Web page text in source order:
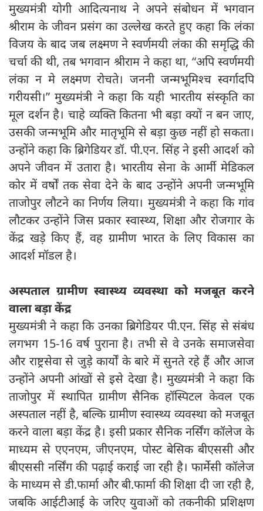
मुख्यमंत्री योगी आदित्यनाथ ने अपने संबोधन में भगवान
श्रीराम के जीवन प्रसंग का उल्लेख करते हुए कहा कि लंका
विजय के बाद जब लक्ष्मण ने स्वर्णमयी लंका की समृद्धि की
चर्चा की थी, तब भगवान श्रीराम ने कहा था, “अपि स्वर्णमयी
लंका न मे लक्ष्मण रोचते। जननी जन्मभूमिश्च स्वर्गादपि
गरीयसी।” मुख्यमंत्री ने कहा कि यही भारतीय संस्कृति का
मूल दर्शन है। चाहे व्यक्ति कितना भी बड़ा क्यों न बन जाए,
उसकी जन्मभूमि और मातृभूमि से बड़ा कुछ नहीं हो सकता।
उन्होंने कहा कि ब्रिगेडियर डॉ. पी.एन. सिंह ने इसी आदर्श को
अपने जीवन में उतारा है। भारतीय सेना के आर्मी मेडिकल
कोर में वर्षों तक सेवा देने के बाद उन्होंने अपनी जन्मभूमि
ताजोपुर लौटने का निर्णय लिया। मुख्यमंत्री ने कहा कि गांव
लौटकर उन्होंने जिस प्रकार स्वास्थ्य, शिक्षा और रोजगार के
केंद्र खड़े किए हैं, वह ग्रामीण भारत के लिए विकास का
आदर्श मॉडल है।
अस्पताल ग्रामीण स्वास्थ्य व्यवस्था को मजबूत करने
वाला बड़ा केंद्र
मुख्यमंत्री ने कहा कि उनका ब्रिगेडियर पी.एन. सिंह से संबंध
लगभग 15-16 वर्ष पुराना है। तभी से वे उनके समाजसेवा
और राष्ट्रसेवा से जुड़े कार्यों के बारे में सुनते रहे हैं और आज
उन्होंने अपनी आंखों से इसे देखा है। मुख्यमंत्री ने कहा कि
ताजोपुर में स्थापित ग्रामीण सैनिक हॉस्पिटल केवल एक
अस्पताल नहीं है, बल्कि ग्रामीण स्वास्थ्य व्यवस्था को मजबूत
करने वाला बड़ा केंद्र है। इसी प्रकार सैनिक नर्सिंग कॉलेज के
माध्यम से एएनएम, जीएनएम, पोस्ट बेसिक बीएससी और
बीएससी नर्सिंग की पढ़ाई कराई जा रही है। फार्मेसी कॉलेज
के माध्यम से डी.फार्मा और बी.फार्मा की शिक्षा दी जा रही है,
जबकि आईटीआई के जरिए युवाओं को तकनीकी प्रशिक्षण